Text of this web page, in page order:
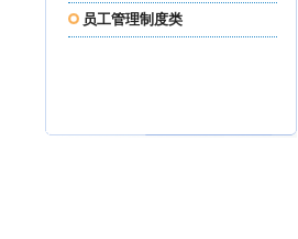
员工管理制度类